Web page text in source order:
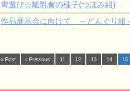
雪遊び☆離乳食の様子(つぼみ組)
作品展示会に向けて ～どんぐり組
« First ‹ Previous 11 12 13 14 15